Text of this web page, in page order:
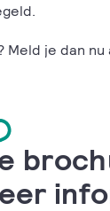
Meld je dan nu